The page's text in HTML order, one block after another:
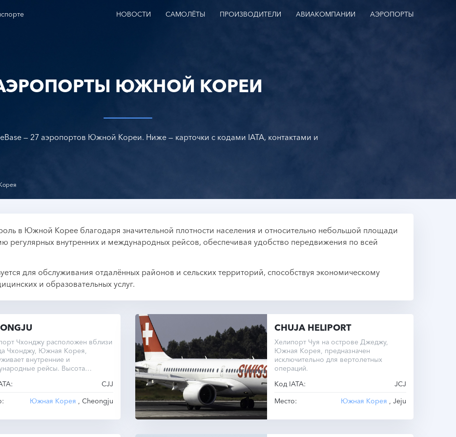
НОВОСТИ САМОЛЁТЫ ПРОИЗВОДИТЕЛИ АВИАКОМПАНИИ АЭРОПОРТЫ
ЮЖНОЙ КОРЕИ
— 27 аэропортов Южной Кореи. Ниже — карточки с кодами IATA, контактами и
в Южной Корее благодаря значительной плотности населения и относительно небольшой площади
регулярных внутренних и международных рейсов, обеспечивая удобство передвижения по всей
для обслуживания отдалённых районов и сельских территорий, способствуя экономическому
и образовательных услуг.
Чхонджу расположен вблизи
Чхонджу, Южная Корея,
внутренние и
рейсы. Высота
над уровнем моря.
CJJ
Южная Корея , Cheongju
CHUJA HELIPORT
Хелипорт Чуя на острове Джеджу,
Южная Корея, предназначен
исключительно для вертолетных
операций.
Код IATA:
JCJ
Место:
Южная Корея , Jeju